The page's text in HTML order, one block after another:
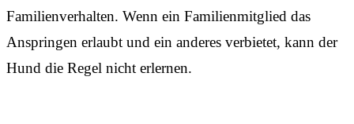
Familienverhalten. Wenn ein Familienmitglied das
Anspringen erlaubt und ein anderes verbietet, kann der
Hund die Regel nicht erlernen.